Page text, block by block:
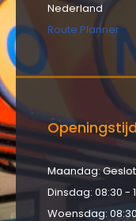
Nederland
Route Planner
Maandag:
Dinsdag: 08:30 -
Woensdag: